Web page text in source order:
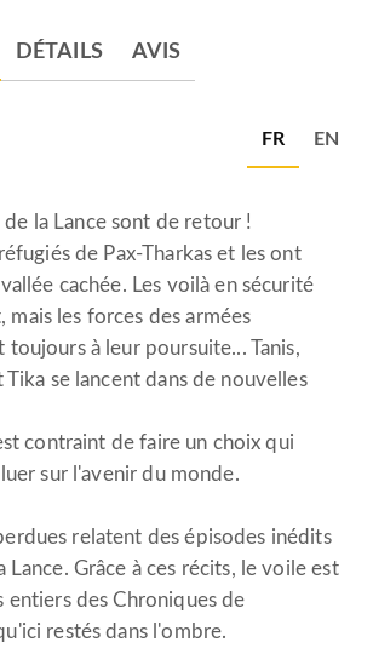
DÉTAILS AVIS
FR EN
de la Lance sont de retour !
de Pax-Tharkas et les ont
cachée. Les voilà en sécurité
mais les forces des armées
toujours à leur poursuite... Tanis,
Tika se lancent dans de nouvelles
contraint de faire un choix qui
sur l'avenir du monde.
relatent des épisodes inédits
Lance. Grâce à ces récits, le voile est
entiers des Chroniques de
restés dans l'ombre.